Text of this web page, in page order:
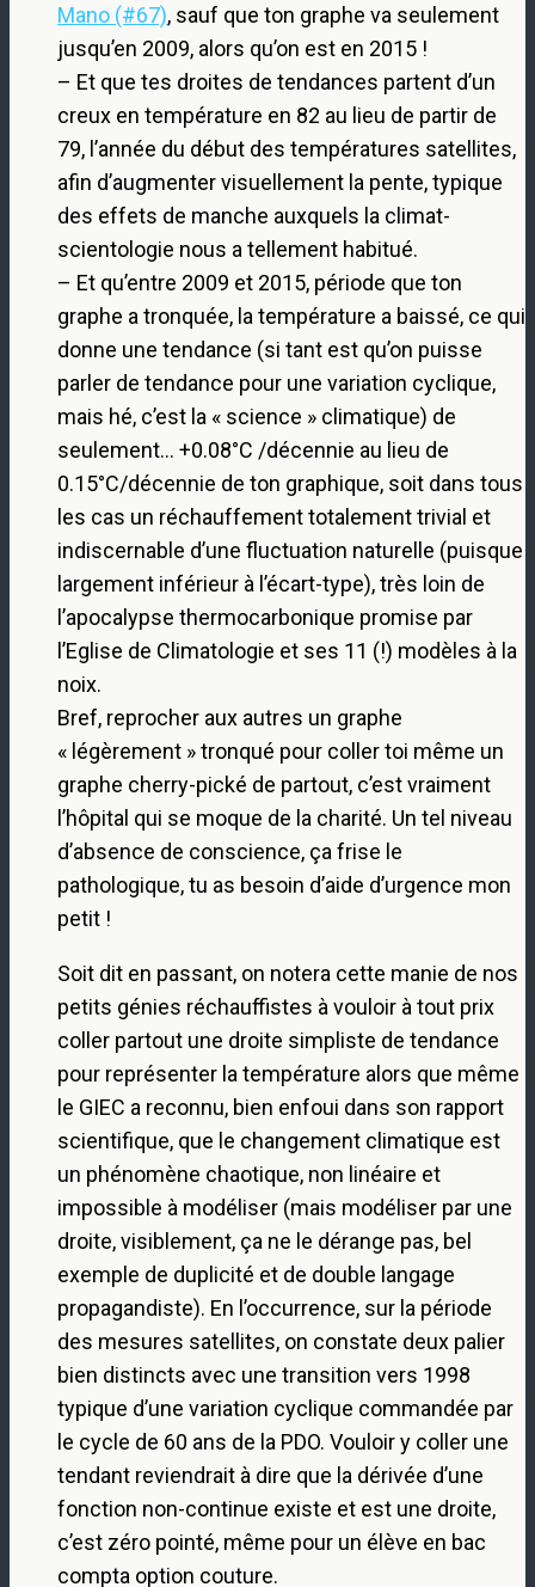
Mano (#67), sauf que ton graphe va seulement
jusqu’en 2009, alors qu’on est en 2015 !
– Et que tes droites de tendances partent d’un
creux en température en 82 au lieu de partir de
79, l’année du début des températures satellites,
afin d’augmenter visuellement la pente, typique
des effets de manche auxquels la climat-
scientologie nous a tellement habitué.
– Et qu’entre 2009 et 2015, période que ton
graphe a tronquée, la température a baissé, ce qui
donne une tendance (si tant est qu’on puisse
parler de tendance pour une variation cyclique,
mais hé, c’est la « science » climatique) de
seulement… +0.08°C /décennie au lieu de
0.15°C/décennie de ton graphique, soit dans tous
les cas un réchauffement totalement trivial et
indiscernable d’une fluctuation naturelle (puisque
largement inférieur à l’écart-type), très loin de
l’apocalypse thermocarbonique promise par
l’Eglise de Climatologie et ses 11 (!) modèles à la
noix.
Bref, reprocher aux autres un graphe
« légèrement » tronqué pour coller toi même un
graphe cherry-pické de partout, c’est vraiment
l’hôpital qui se moque de la charité. Un tel niveau
d’absence de conscience, ça frise le
pathologique, tu as besoin d’aide d’urgence mon
petit !
Soit dit en passant, on notera cette manie de nos
petits génies réchauffistes à vouloir à tout prix
coller partout une droite simpliste de tendance
pour représenter la température alors que même
le GIEC a reconnu, bien enfoui dans son rapport
scientifique, que le changement climatique est
un phénomène chaotique, non linéaire et
impossible à modéliser (mais modéliser par une
droite, visiblement, ça ne le dérange pas, bel
exemple de duplicité et de double langage
propagandiste). En l’occurrence, sur la période
des mesures satellites, on constate deux palier
bien distincts avec une transition vers 1998
typique d’une variation cyclique commandée par
le cycle de 60 ans de la PDO. Vouloir y coller une
tendant reviendrait à dire que la dérivée d’une
fonction non-continue existe et est une droite,
c’est zéro pointé, même pour un élève en bac
compta option couture.